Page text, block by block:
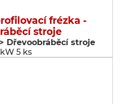
frézka -
stroje
Dřevoobráběcí stroje
5 ks